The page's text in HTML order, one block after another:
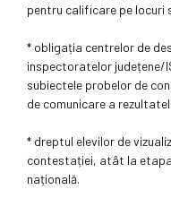
pentru calificare pe locuri
* obligația centrelor de
inspectoratelor județene/
subiectele probelor de
de comunicare a
* dreptul elevilor de
contestației, atât la
națională.